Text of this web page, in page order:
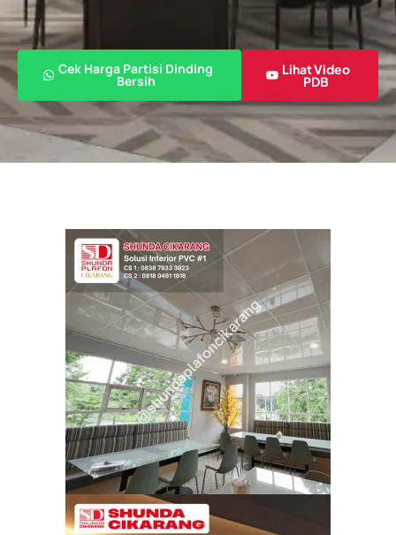
Cek Harga Partisi Dinding
Bersih
Lihat Video
PDB